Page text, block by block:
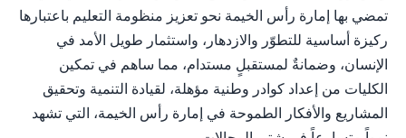
تمضي بها إمارة رأس الخيمة نحو تعزيز منظومة التعليم باعتبارها
ركيزة أساسية للتطوّر والازدهار، واستثمار طويل الأمد في
الإنسان، وضمانةٌ لمستقبلٍ مستدام، مما ساهم في تمكين
الكليات من إعداد كوادر وطنية مؤهلة، لقيادة التنمية وتحقيق
المشاريع والأفكار الطموحة في إمارة رأس الخيمة، التي تشهد